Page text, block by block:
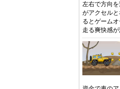
左右で方向
がアクセル
るとゲーム
走る爽快感